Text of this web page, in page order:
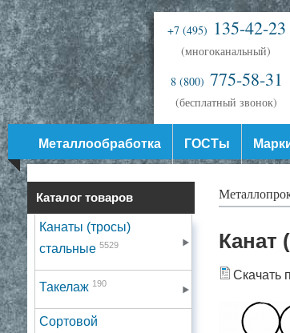
+7 (495) 135-42-23
(многоканальный)
8 (800) 775-58-31
(бесплатный звонок)
Металлообработка ГОСТы
Каталог товаров
Канаты (тросы)
стальные 5529
Такелаж 190
Сортовой
Канат
Скачать